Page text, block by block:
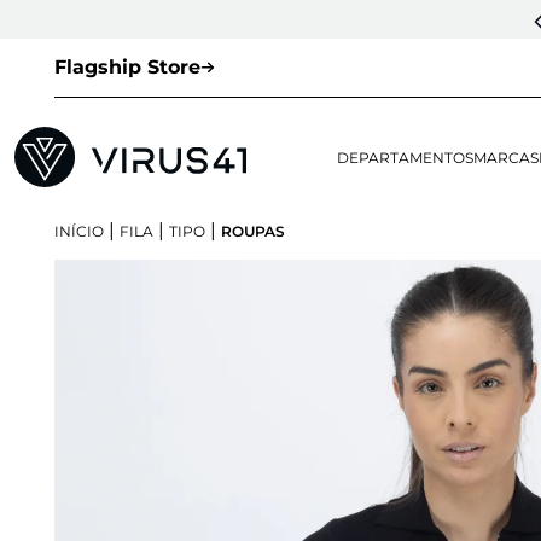
Flagship Store
DEPARTAMENTOSMARCAS
INÍCIO | FILA | TIPO | ROUPAS